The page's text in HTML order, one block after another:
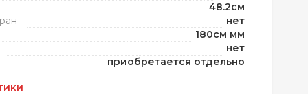
48.2см
нет
180см мм
нет
приобретается отдельно